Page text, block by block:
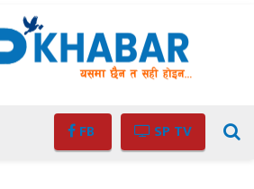
FB SP TV